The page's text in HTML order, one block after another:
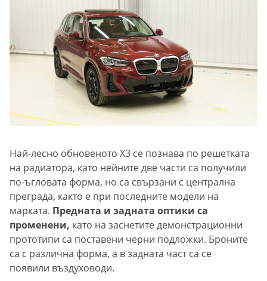
Най-лесно обновеното X3 се познава по решетката
на радиатора, като нейните две части са получили
по-ъгловата форма, но са свързани с централна
преграда, както е при последните модели на
марката. Предната и задната оптики са
променени, като на заснетите демонстрационни
прототипи са поставени черни подложки. Броните
са с различна форма, а в задната част са се
появили въздуховоди.